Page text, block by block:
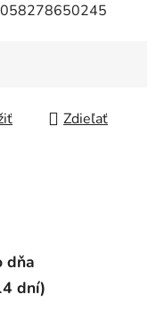
Zdieľať
dňa
dní)